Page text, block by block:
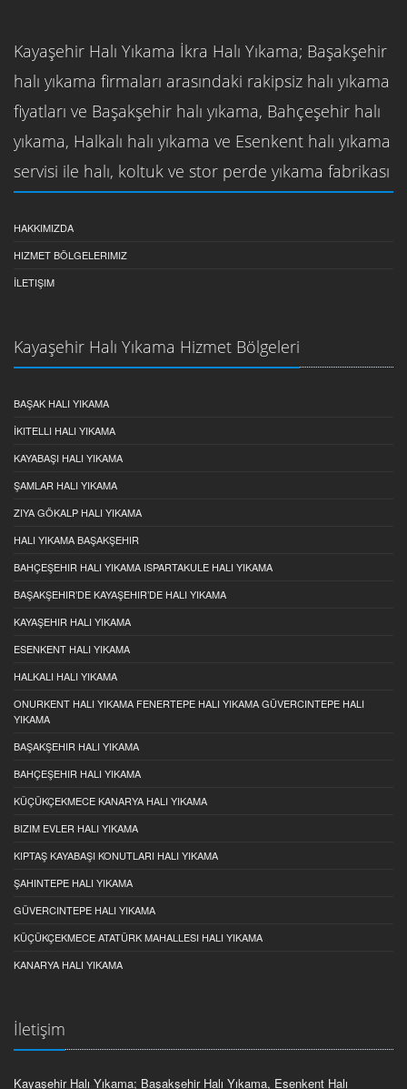
Kayaşehir Halı Yıkama İkra Halı Yıkama; Başakşehir
halı yıkama firmaları arasındaki rakipsiz halı yıkama
fiyatları ve Başakşehir halı yıkama, Bahçeşehir halı
yıkama, Halkalı halı yıkama ve Esenkent halı yıkama
servisi ile halı, koltuk ve stor perde yıkama fabrikası
HAKKIMIZDA
HIZMET BÖLGELERIMIZ
İLETIŞIM
Kayaşehir Halı Yıkama Hizmet Bölgeleri
BAŞAK HALI YIKAMA
İKITELLI HALI YIKAMA
KAYABAŞI HALI YIKAMA
ŞAMLAR HALI YIKAMA
ZIYA GÖKALP HALI YIKAMA
HALI YIKAMA BAŞAKŞEHIR
BAHÇEŞEHIR HALI YIKAMA ISPARTAKULE HALI YIKAMA
BAŞAKŞEHIR’DE KAYAŞEHIR’DE HALI YIKAMA
KAYAŞEHIR HALI YIKAMA
ESENKENT HALI YIKAMA
HALKALI HALI YIKAMA
ONURKENT HALI YIKAMA FENERTEPE HALI YIKAMA GÜVERCINTEPE HALI
YIKAMA
BAŞAKŞEHIR HALI YIKAMA
BAHÇEŞEHIR HALI YIKAMA
KÜÇÜKÇEKMECE KANARYA HALI YIKAMA
BIZIM EVLER HALI YIKAMA
KIPTAŞ KAYABAŞI KONUTLARI HALI YIKAMA
ŞAHINTEPE HALI YIKAMA
GÜVERCINTEPE HALI YIKAMA
KÜÇÜKÇEKMECE ATATÜRK MAHALLESI HALI YIKAMA
KANARYA HALI YIKAMA
İletişim
Kayaşehir Halı Yıkama; Başakşehir Halı Yıkama, Esenkent Halı